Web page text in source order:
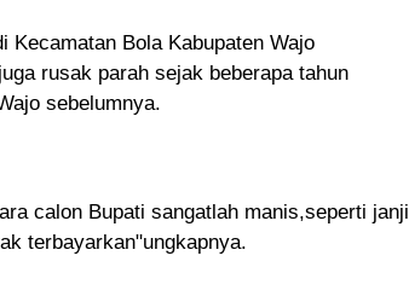
Kecamatan Bola Kabupaten Wajo
rusak parah sejak beberapa tahun
sebelumnya.
calon Bupati sangatlah manis,seperti janji
terbayarkan"ungkapnya.